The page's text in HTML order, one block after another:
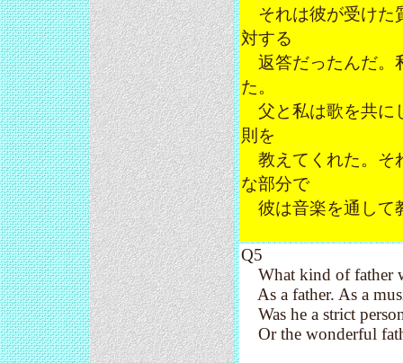
それは彼が受けた
対する
返答だったんだ。
た。
父と私は歌を共に
則を
教えてくれた。そ
な部分で
彼は音楽を通して
Q5
What kind of father
As a father. As a
Was he a strict
Or the wonderful